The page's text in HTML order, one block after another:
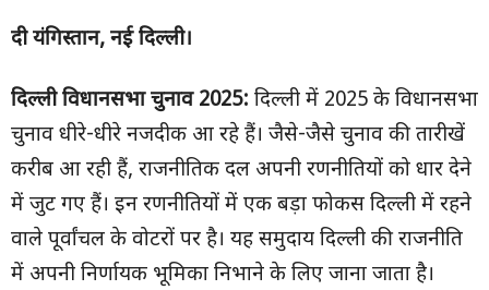
दी यंगिस्तान, नई दिल्ली।
दिल्ली विधानसभा चुनाव 2025: दिल्ली में 2025 के विधानसभा
चुनाव धीरे-धीरे नजदीक आ रहे हैं। जैसे-जैसे चुनाव की तारीखें
करीब आ रही हैं, राजनीतिक दल अपनी रणनीतियों को धार देने
में जुट गए हैं। इन रणनीतियों में एक बड़ा फोकस दिल्ली में रहने
वाले पूर्वांचल के वोटरों पर है। यह समुदाय दिल्ली की राजनीति
में अपनी निर्णायक भूमिका निभाने के लिए जाना जाता है।